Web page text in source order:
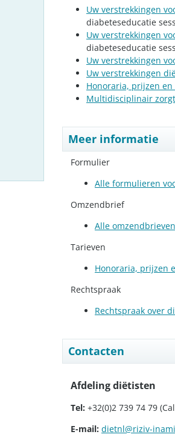
Uw verstrekkingen
diabeteseducatie
Uw verstrekkingen
diabeteseducatie
Uw verstrekkingen
Uw verstrekkingen
Honoraria, prijzen
Multidisciplinair
Meer informatie
Formulier
Alle formulieren
Omzendbrief
Alle
Tarieven
Honoraria, prijzen
Rechtspraak
Rechtspraak over
Contacten
Afdeling diëtisten
Tel: +32(0)2 739 74 79
E-mail: dietnl@riziv-